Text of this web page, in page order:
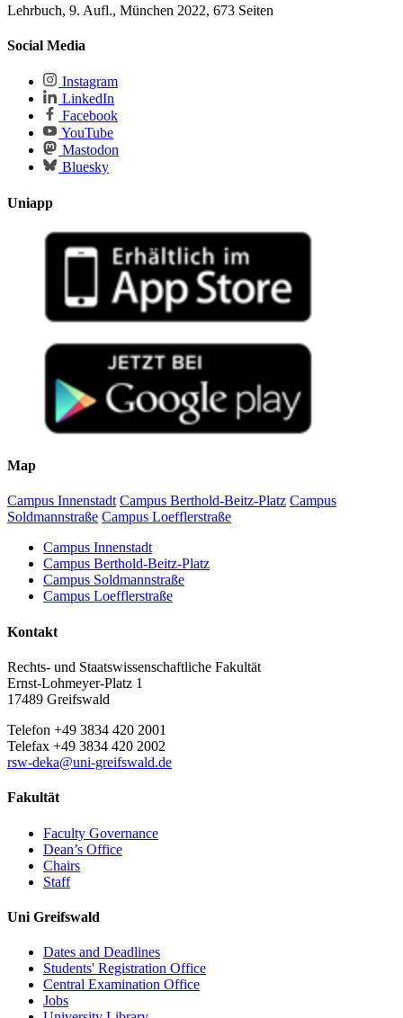
Lehrbuch, 9. Aufl., München 2022, 673 Seiten
Social Media
Instagram
LinkedIn
Facebook
YouTube
Mastodon
Bluesky
Uniapp
Map
Campus Innenstadt Campus Berthold-Beitz-Platz Campus
Soldmannstraße Campus Loefflerstraße
Campus Innenstadt
Campus Berthold-Beitz-Platz
Campus Soldmannstraße
Campus Loefflerstraße
Kontakt
Rechts- und Staatswissenschaftliche Fakultät
Ernst-Lohmeyer-Platz 1
17489 Greifswald
Telefon +49 3834 420 2001
Telefax +49 3834 420 2002
rsw-deka@uni-greifswald.de
Fakultät
Faculty Governance
Dean’s Office
Chairs
Staff
Uni Greifswald
Dates and Deadlines
Students' Registration Office
Central Examination Office
Jobs